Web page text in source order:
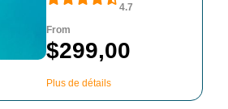
4.7
From
$299,00
Plus de détails